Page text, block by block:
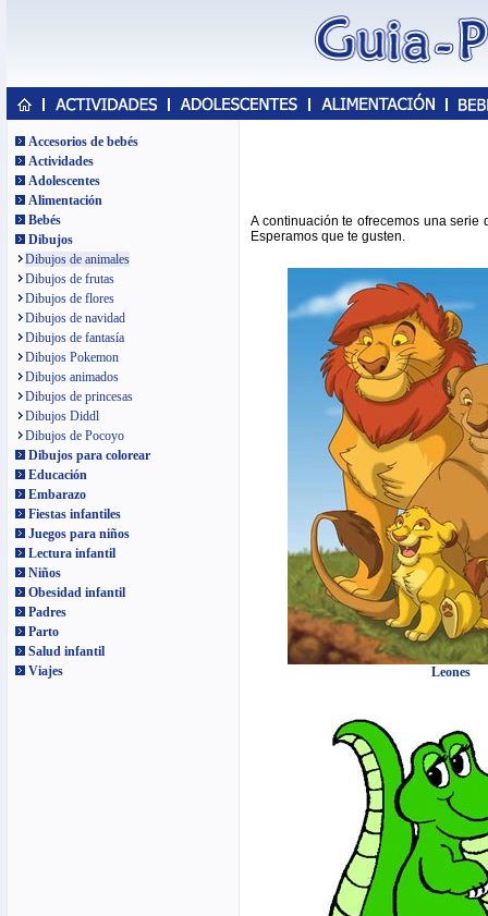
Accesorios de bebés
Actividades
Adolescentes
Alimentación
Bebés
Dibujos
Dibujos de animales
Dibujos de frutas
Dibujos de flores
Dibujos de navidad
Dibujos de fantasía
Dibujos Pokemon
Dibujos animados
Dibujos de princesas
Dibujos Diddl
Dibujos de Pocoyo
Dibujos para colorear
Educación
Embarazo
Fiestas infantiles
Juegos para niños
Lectura infantil
Niños
Obesidad infantil
Padres
Parto
Salud infantil
Viajes
A continuación te ofrecemos una
Esperamos que te gusten.
Leones